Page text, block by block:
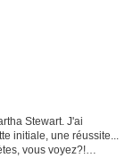
Stewart. J'ai
initiale, une réussite...
vous voyez?!